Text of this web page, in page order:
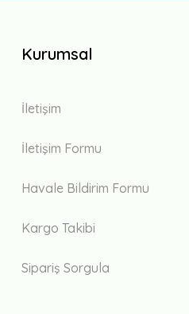
Kurumsal
İletişim
İletişim Formu
Havale Bildirim Formu
Kargo Takibi
Sipariş Sorgula